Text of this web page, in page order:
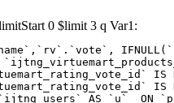
0 $limit 3 q Var1: